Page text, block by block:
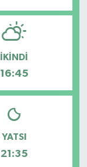
İKINDI
16:45
YATSI
21:35